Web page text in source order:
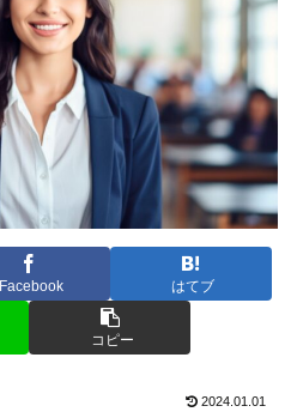
Facebook はてブ
コピー
2024.01.01